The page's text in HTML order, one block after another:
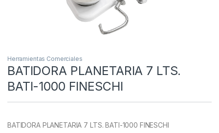
Herramientas Comerciales
BATIDORA PLANETARIA 7 LTS.
BATI-1000 FINESCHI
BATIDORA PLANETARIA 7 LTS. BATI-1000 FINESCHI